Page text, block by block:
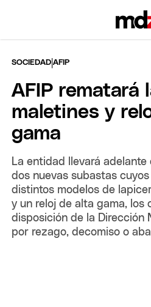
SOCIEDAD |AFIP
AFIP rematará
maletines y
gama
La entidad llevará adelante
dos nuevas subastas
distintos modelos de
y un reloj de alta gama, los
disposición de la Dirección
por rezago, decomiso o